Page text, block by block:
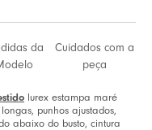
da
Cuidados com a
peça
lurex estampa maré
punhos ajustados,
abaixo do busto, cintura